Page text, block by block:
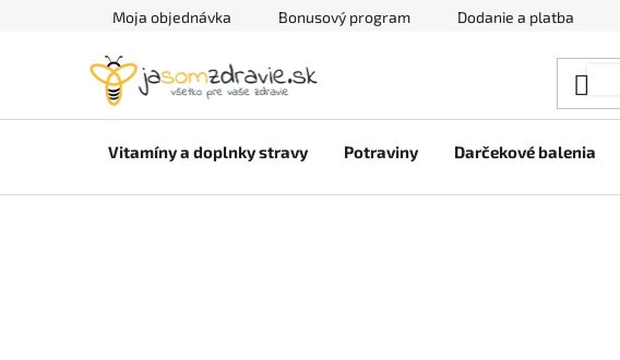
Moja objednávka Bonusový program Dodanie a platba
Vitamíny a doplnky stravy Potraviny Darčekové balenia